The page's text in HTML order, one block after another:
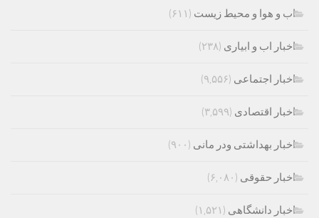
اب و هوا و محیط زیست (۶۱۱)
اخبار اب و ابیاری (۲۳۸)
اخبار اجتماعی (۹,۵۵۶)
اخبار اقتصادی (۳,۵۹۹)
اخبار بهداشتی ودر مانی (۹۰۰)
اخبار حقوقی (۶,۰۸۰)
اخبار دانشگاهی (۱,۵۲۱)